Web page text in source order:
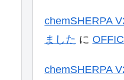
chemSHERPA
ました に
chemSHERPA